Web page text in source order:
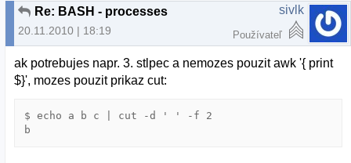
Re: BASH - processes
20.11.2010 | 18:19
sivlk
Používateľ
ak potrebujes napr. 3. stlpec a nemozes pouzit awk '{ print
$}', mozes pouzit prikaz cut:
$ echo a b c | cut -d ' ' -f 2